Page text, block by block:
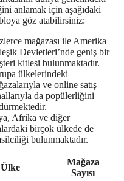
anlamak için aşağıdaki
göz atabilirsiniz:
mağazası ile Amerika
Devletleri’nde geniş bir
kitlesi bulunmaktadır.
ülkelerindeki
ve online satış
da popülerliğini
Afrika ve diğer
birçok ülkede de
bulunmaktadır.
Ülke
Mağaza
Sayısı